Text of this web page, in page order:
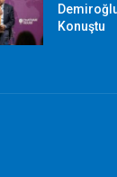
Konuştu